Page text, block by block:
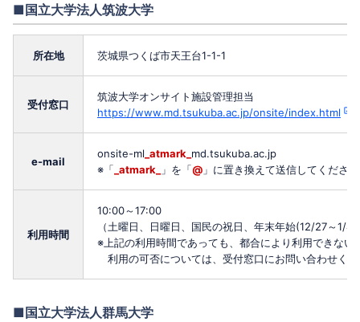
■国立大学法人筑波大学
所在地 茨城県つくば市天王台1-1-1
受付窓口
筑波大学オンサイト施設管理担当
https://www.md.tsukuba.ac.jp/onsite/index.html
e-mail
onsite-ml _atmark_ md.tsukuba.ac.jp
※「 _atmark_ 」を「@ 」に置き換えて送信してくださ
利用時間
10:00～17:00
（土曜日、日曜日、国民の祝日、年末年始(12/27～1/
※上記の利用時間であっても、都合により利用できない
利用の可否については、受付窓口にお問い合わせく
■国立大学法人群馬大学